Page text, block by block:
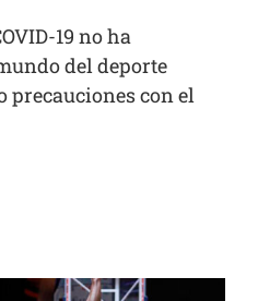
19 no ha
del deporte
precauciones con el